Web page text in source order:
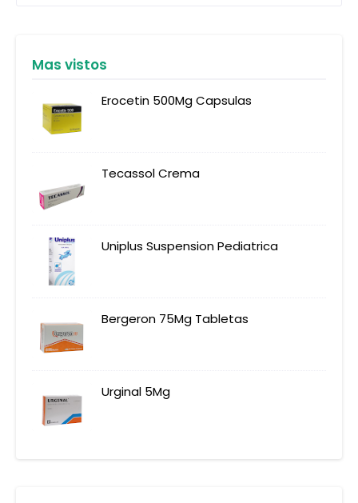
Mas vistos
Erocetin 500Mg Capsulas
Tecassol Crema
Uniplus Suspension Pediatrica
Bergeron 75Mg Tabletas
Urginal 5Mg